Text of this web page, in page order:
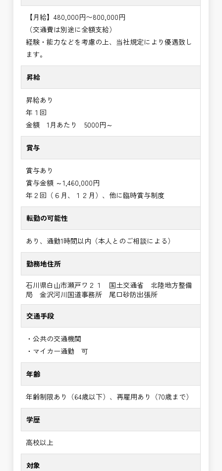
【月給】480,000円〜800,000円
（交通費は別途に全額支給）
経験・能力などを考慮の上、当社規定により優遇致し
ます。
昇給
昇給あり
年１回
金額 1月あたり 5000円～
賞与
賞与あり
賞与金額 ～1,460,000円
年２回（６月、１２月）、他に臨時賞与制度
転勤の可能性
あり、通勤1時間以内（本人とのご相談による）
勤務地住所
石川県白山市瀬戸ワ２１ 国土交通省 北陸地方整備
局 金沢河川国道事務所 尾口砂防出張所
交通手段
・公共の交通機関
・マイカー通勤 可
年齢
年齢制限あり（64歳以下）、再雇用あり（70歳まで）
学歴
高校以上
対象